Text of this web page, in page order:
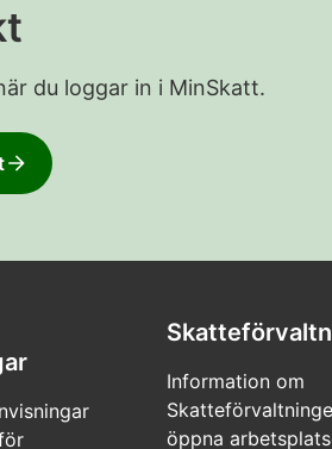
du loggar in i MinSkatt.
Information om
öppna